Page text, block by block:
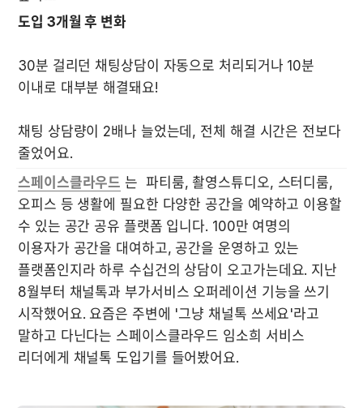
도입 3개월 후 변화
30분 걸리던 채팅상담이 자동으로 처리되거나 10분
이내로 대부분 해결돼요!
채팅 상담량이 2배나 늘었는데, 전체 해결 시간은 전보다
줄었어요.
스페이스클라우드 는  파티룸, 촬영스튜디오, 스터디룸,
오피스 등 생활에 필요한 다양한 공간을 예약하고 이용할
수 있는 공간 공유 플랫폼 입니다. 100만 여명의
이용자가 공간을 대여하고, 공간을 운영하고 있는
플랫폼인지라 하루 수십건의 상담이 오고가는데요. 지난
8월부터 채널톡과 부가서비스 오퍼레이션 기능을 쓰기
시작했어요. 요즘은 주변에 '그냥 채널톡 쓰세요'라고
말하고 다닌다는 스페이스클라우드 임소희 서비스
리더에게 채널톡 도입기를 들어봤어요.